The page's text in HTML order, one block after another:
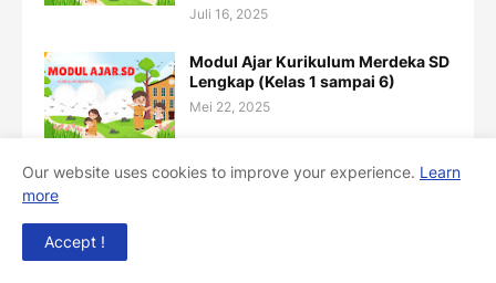
Juli 16, 2025
Modul Ajar Kurikulum Merdeka SD
Lengkap (Kelas 1 sampai 6)
Mei 22, 2025
Unduh Modul Ajar Kurikulum
Our website uses cookies to improve your experience. Learn
more
Accept !